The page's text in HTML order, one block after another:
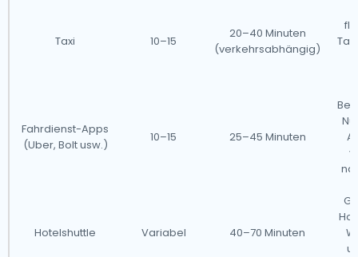
Taxi 10–15
20–40 Minuten
(verkehrsabhängig)
Fahrdienst-Apps
(Uber, Bolt usw.)
10–15 25–45 Minuten
Hotelshuttle Variabel 40–70 Minuten